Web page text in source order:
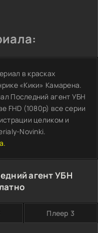
в красках
«Кики» Камарена.
Последний агент УБН
FHD (1080p) все серии
целиком и
Novinki.
агент УБН
Плеер 3